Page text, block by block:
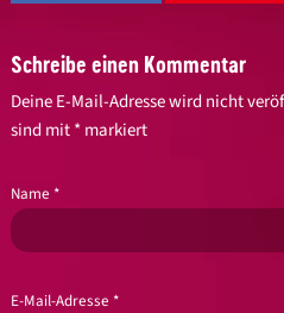
Schreibe einen Kommentar
Deine E-Mail-Adresse wird nicht
sind mit*markiert
Name *
E-Mail-Adresse *